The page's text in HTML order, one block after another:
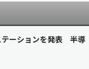
テーションを発表 半導